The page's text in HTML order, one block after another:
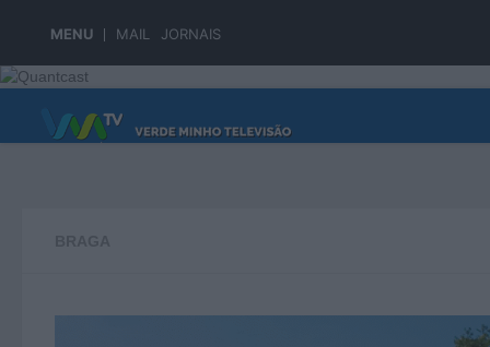
MENU MAIL JORNAIS
Skip to content